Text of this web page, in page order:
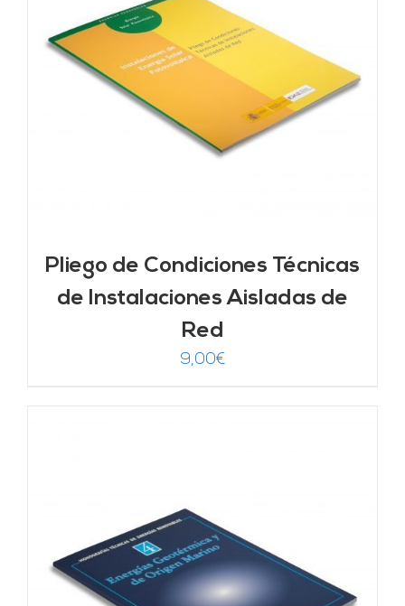
Pliego de Condiciones Técnicas
de Instalaciones Aisladas de
Red
9,00€